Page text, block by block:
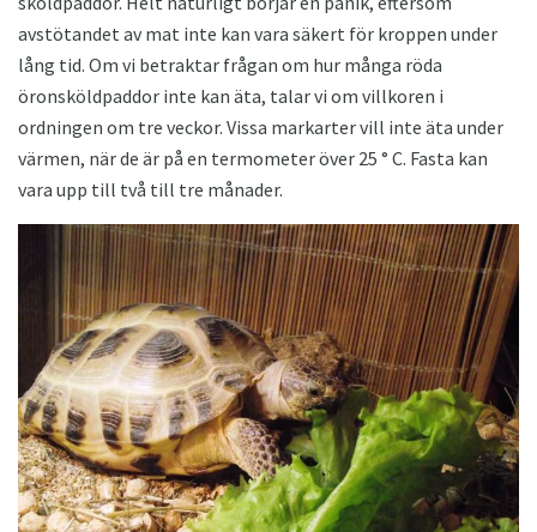
avstötandet av mat inte kan vara säkert för kroppen under
lång tid. Om vi ​​betraktar frågan om hur många röda
öronsköldpaddor inte kan äta, talar vi om villkoren i
ordningen om tre veckor. Vissa markarter vill inte äta under
värmen, när de är på en termometer över 25 ° C. Fasta kan
vara upp till två till tre månader.